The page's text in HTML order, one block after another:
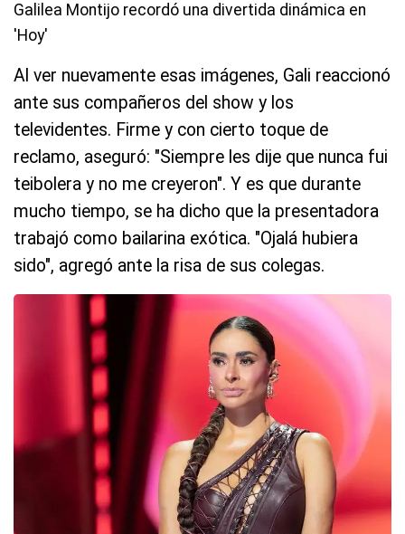
Galilea Montijo recordó una divertida dinámica en
'Hoy'
Al ver nuevamente esas imágenes, Gali reaccionó
ante sus compañeros del show y los
televidentes. Firme y con cierto toque de
reclamo, aseguró: "Siempre les dije que nunca fui
teibolera y no me creyeron". Y es que durante
mucho tiempo, se ha dicho que la presentadora
trabajó como bailarina exótica. "Ojalá hubiera
sido", agregó ante la risa de sus colegas.